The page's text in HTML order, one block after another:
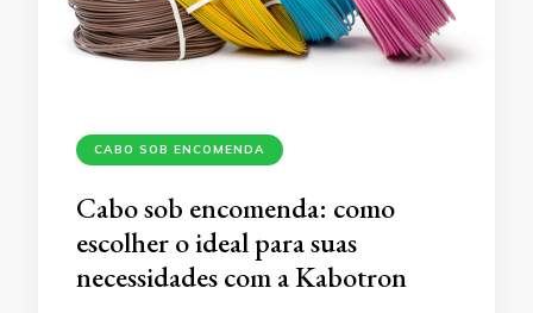
CABO SOB ENCOMENDA
Cabo sob encomenda: como
escolher o ideal para suas
necessidades com a Kabotron